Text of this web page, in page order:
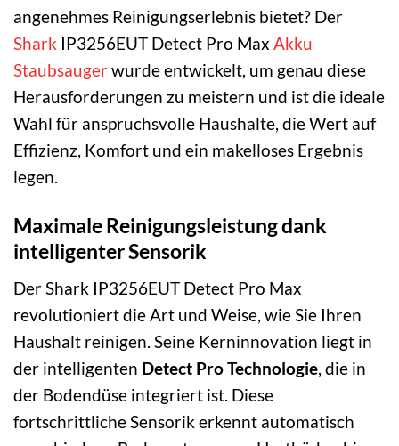
angenehmes Reinigungserlebnis bietet? Der
Shark IP3256EUT Detect Pro Max Akku
Staubsaugerwurde entwickelt, um genau diese
Herausforderungen zu meistern und ist die ideale
Wahl für anspruchsvolle Haushalte, die Wert auf
Effizienz, Komfort und ein makelloses Ergebnis
legen.
Maximale Reinigungsleistung dank
intelligenter Sensorik
Der Shark IP3256EUT Detect Pro Max
revolutioniert die Art und Weise, wie Sie Ihren
Haushalt reinigen. Seine Kerninnovation liegt in
der intelligenten Detect Pro Technologie , die in
der Bodendüse integriert ist. Diese
fortschrittliche Sensorik erkennt automatisch